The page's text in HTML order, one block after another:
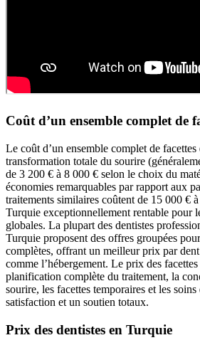
Coût d’un ensemble complet de
Le coût d’un ensemble complet de
transformation totale du sourire
de 3 200 € à 8 000 € selon le choix du
économies remarquables par rapport aux
traitements similaires coûtent de 15 000 €
Turquie exceptionnellement rentable pour
globales. La plupart des dentistes
Turquie proposent des offres groupées
complètes, offrant un meilleur prix par
comme l’hébergement. Le prix des
planification complète du traitement, la
sourire, les facettes temporaires et les
satisfaction et un soutien totaux.
Prix des dentistes en Turquie